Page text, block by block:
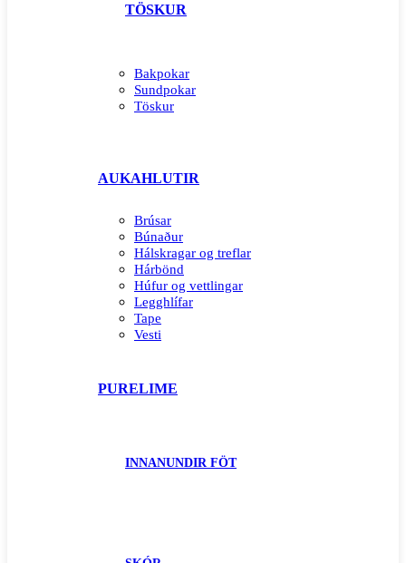
TÖSKUR
Bakpokar
Sundpokar
Töskur
AUKAHLUTIR
Brúsar
Búnaður
Hálskragar og treflar
Hárbönd
Húfur og vettlingar
Legghlífar
Tape
Vesti
PURELIME
INNANUNDIR FÖT